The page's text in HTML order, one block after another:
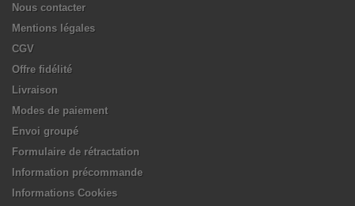
Nous contacter
Mentions légales
CGV
Offre fidélité
Livraison
Modes de paiement
Envoi groupé
Formulaire de rétractation
Information précommande
Informations Cookies